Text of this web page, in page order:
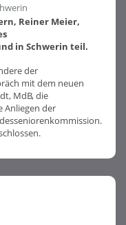
Reiner Meier,
in Schwerin teil.
der
mit dem neuen
MdB, die
Anliegen der